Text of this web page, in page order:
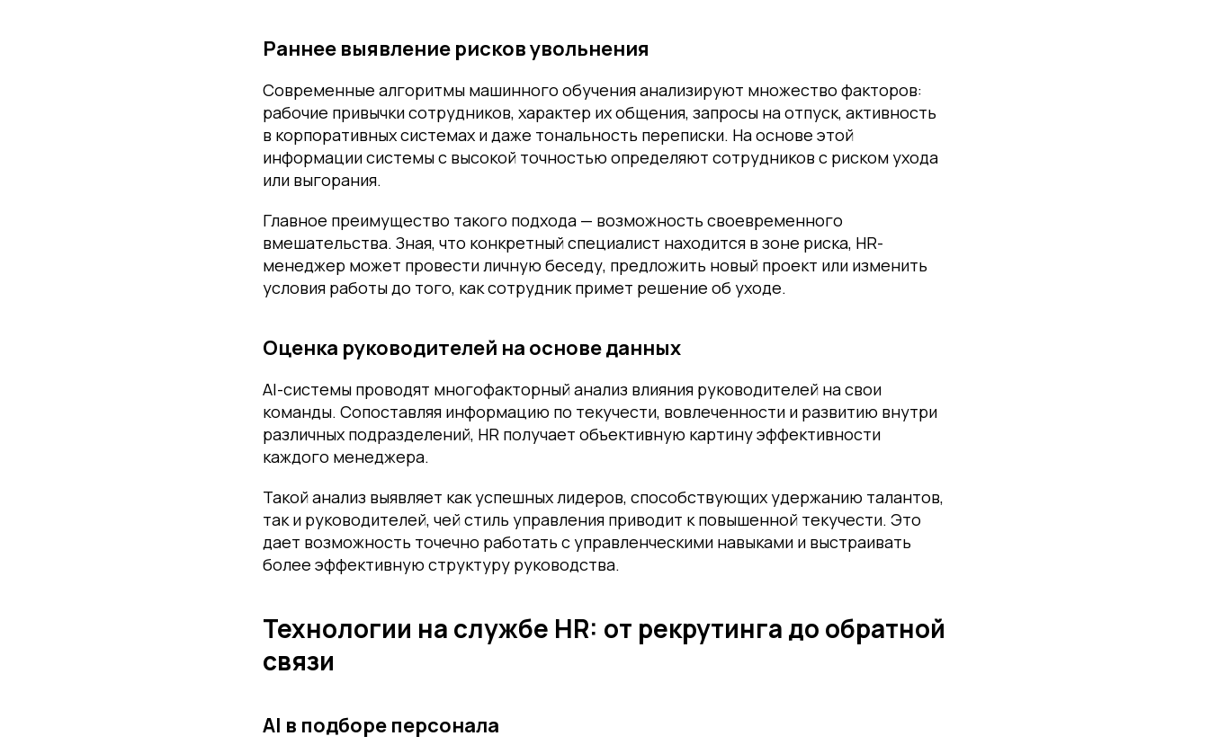
Раннее выявление рисков увольнения
Современные алгоритмы машинного обучения анализируют множество факторов:
рабочие привычки сотрудников, характер их общения, запросы на отпуск, активность
в корпоративных системах и даже тональность переписки. На основе этой
информации системы с высокой точностью определяют сотрудников с риском ухода
или выгорания.
Главное преимущество такого подхода — возможность своевременного
вмешательства. Зная, что конкретный специалист находится в зоне риска, HR-
менеджер может провести личную беседу, предложить новый проект или изменить
условия работы до того, как сотрудник примет решение об уходе.
Оценка руководителей на основе данных
AI-системы проводят многофакторный анализ влияния руководителей на свои
команды. Сопоставляя информацию по текучести, вовлеченности и развитию внутри
различных подразделений, HR получает объективную картину эффективности
каждого менеджера.
Такой анализ выявляет как успешных лидеров, способствующих удержанию талантов,
так и руководителей, чей стиль управления приводит к повышенной текучести. Это
дает возможность точечно работать с управленческими навыками и выстраивать
более эффективную структуру руководства.
Технологии на службе HR: от рекрутинга до обратной
связи
AI в подборе персонала